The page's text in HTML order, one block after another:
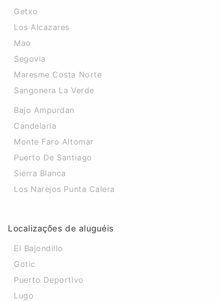
Getxo
Los Alcazares
Mao
Segovia
Maresme Costa Norte
Sangonera La Verde
Bajo Ampurdan
Candelaria
Monte Faro Altomar
Puerto De Santiago
Sierra Blanca
Los Narejos Punta Calera
Localizações de aluguéis
El Bajondillo
Gotic
Puerto Deportivo
Lugo